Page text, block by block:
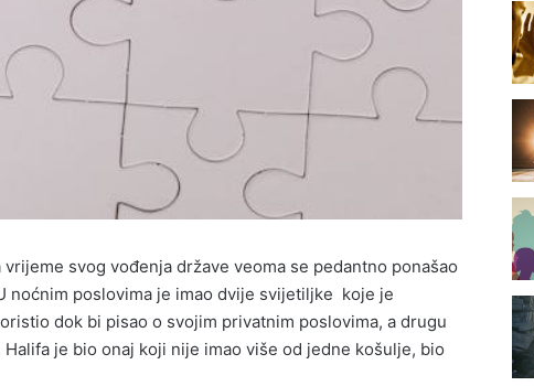
svog vođenja države veoma se pedantno ponašao
noćnim poslovima je imao dvije svijetiljke koje je
dok bi pisao o svojim privatnim poslovima, a drugu
je bio onaj koji nije imao više od jedne košulje, bio